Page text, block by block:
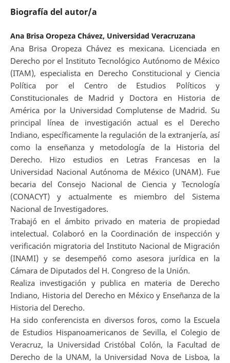
Biografía del autor/a
Ana Brisa Oropeza Chávez, Universidad Veracruzana
Ana Brisa Oropeza Chávez es mexicana. Licenciada en
Derecho por el Instituto Tecnológico Autónomo de México
(ITAM), especialista en Derecho Constitucional y Ciencia
Política por el Centro de Estudios Políticos y
Constitucionales de Madrid y Doctora en Historia de
América por la Universidad Complutense de Madrid. Su
principal línea de investigación actual es el Derecho
Indiano, específicamente la regulación de la extranjería, así
como la enseñanza y metodología de la Historia del
Derecho. Hizo estudios en Letras Francesas en la
Universidad Nacional Autónoma de México (UNAM). Fue
becaria del Consejo Nacional de Ciencia y Tecnología
(CONACYT) y actualmente es miembro del Sistema
Nacional de Investigadores.
Trabajó en el ámbito privado en materia de propiedad
intelectual. Colaboró en la Coordinación de inspección y
verificación migratoria del Instituto Nacional de Migración
(INAMI) y se desempeñó como asesora jurídica en la
Cámara de Diputados del H. Congreso de la Unión.
Realiza investigación y publica en materia de Derecho
Indiano, Historia del Derecho en México y Enseñanza de la
Historia del Derecho.
Ha sido conferencista en diversos foros, como la Escuela
de Estudios Hispanoamericanos de Sevilla, el Colegio de
Veracruz, la Universidad Cristóbal Colón, la Facultad de
Derecho de la UNAM, la Universidad Nova de Lisboa, la